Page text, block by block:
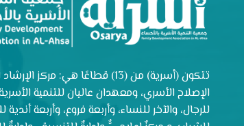
تتكون (أسرية) من (13) قطاعًا هي: مركز
الإصلاح الأسري، ومعهدان عاليان للتنمية
للرجال، والآخر للنساء، وأربعة فروع، وأربعة أندية